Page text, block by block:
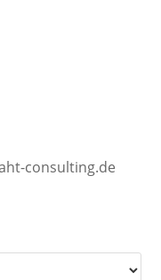
consulting.de